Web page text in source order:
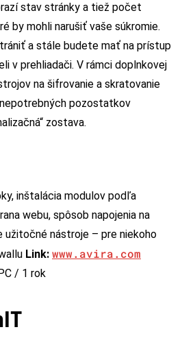
stav stránky a tiež počet
by mohli narušiť vaše súkromie.
a stále budete mať na prístup
v prehliadači. V rámci doplnkovej
na šifrovanie a skratovanie
pozostatkov
zostava.
inštalácia modulov podľa
webu, spôsob napojenia na
užitočné nástroje – pre niekoho
Link: www.avira.com
/ 1 rok